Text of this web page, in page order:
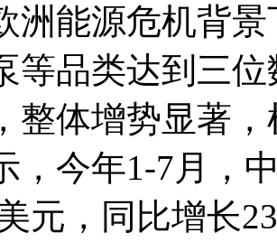
洲能源危机背
等品类达到三
整体增势显著
，今年1-7月，
元，同比增长